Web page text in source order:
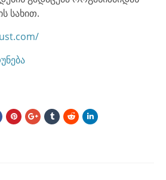
სახით.